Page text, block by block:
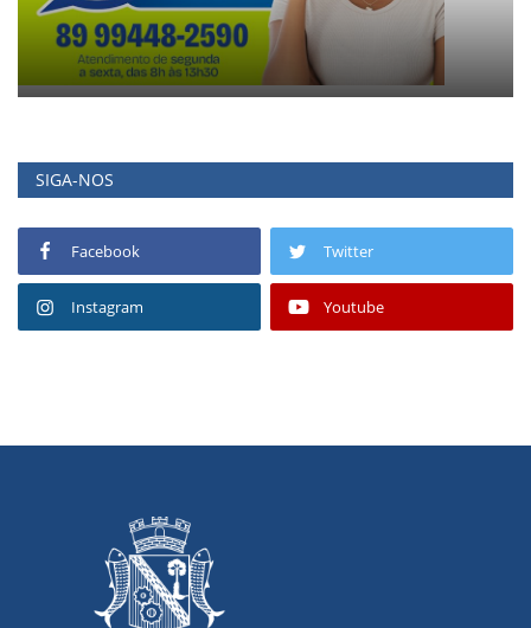
SIGA-NOS
Facebook Twitter
Instagram Youtube